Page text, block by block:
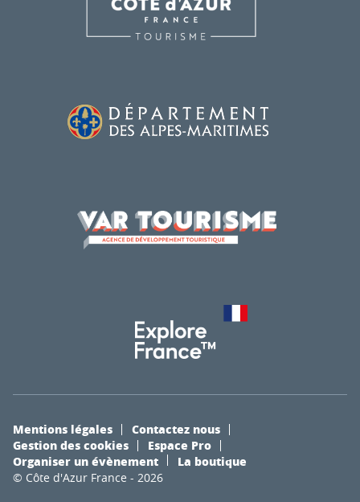
© Côte d'Azur France - 2026
Mentions légales
Contactez nous
Gestion des cookies
Espace Pro
Organiser un évènement
La boutique